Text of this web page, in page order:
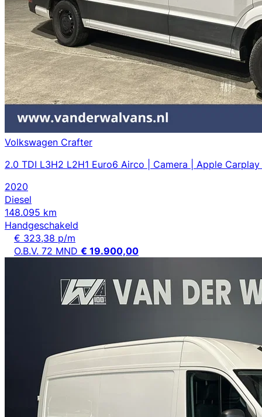
Volkswagen Crafter
2.0 TDI L3H2 L2H1 Euro6 Airco | Camera | Apple
2020
Diesel
148.095 km
Handgeschakeld
€ 323,38 p/m
O.B.V. 72 MND € 19.900,00